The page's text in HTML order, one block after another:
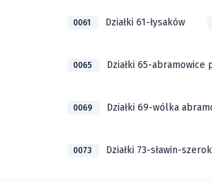
0061 Działki 61-łysaków
0065 Działki 65-abramowice
0069 Działki 69-wólka
0073 Działki 73-sławin-